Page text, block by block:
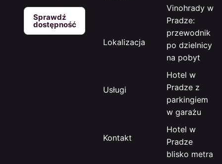
Sprawdź
dostępność
Lokalizacja
Usługi
Kontakt
Vinohrady w
Pradze:
przewodnik
po dzielnicy
na pobyt
Hotel w
Pradze z
parkingiem
w garażu
Hotel w
Pradze
blisko metra